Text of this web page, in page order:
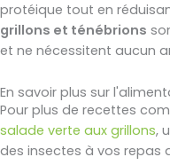
protéique tout en
grillons et ténébrions
et ne nécessitent aucun
En savoir plus sur
Pour plus de recettes
salade verte aux grillons,
des insectes à vos repas